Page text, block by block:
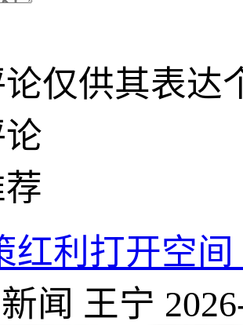
论仅供其表达
红利打开空
闻 王宁